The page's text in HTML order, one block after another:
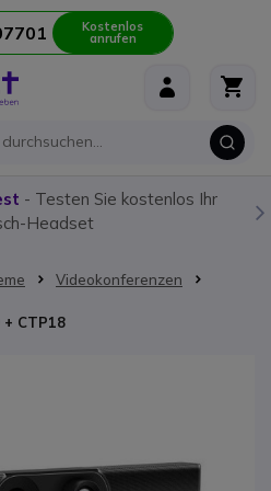
Kostenlos
anrufen
- Testen Sie kostenlos Ihr
Headset
Videokonferenzen
CTP18